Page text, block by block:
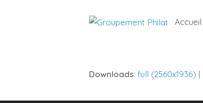
Accueil
Downloads: full (2560x1936) |